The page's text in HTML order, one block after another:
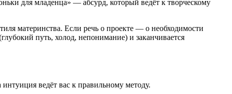
для младенца» — абсурд, который ведёт к творческому
материнства. Если речь о проекте — о необходимости
путь, холод, непонимание) и заканчивается
ведёт вас к правильному методу.